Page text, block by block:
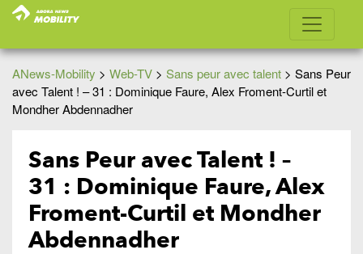
ANews-Mobility > Web-TV > Sans peur avec talent > Sans Peur
avec Talent ! – 31 : Dominique Faure, Alex Froment-Curtil et
Mondher Abdennadher
Sans Peur avec Talent ! –
31 : Dominique Faure, Alex
Froment-Curtil et Mondher
Abdennadher